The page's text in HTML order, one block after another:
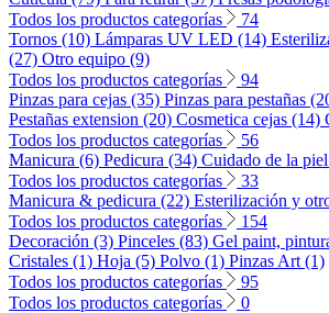
Todos los productos categorías
74
Tornos (10) Lámparas UV LED (14)
(27) Otro equipo (9)
Todos los productos categorías
94
Pinzas para cejas (35) Pinzas para pestañas
Pestañas extension (20) Cosmetica cejas (14)
Todos los productos categorías
56
Manicura (6) Pedicura (34) Cuidado de la
Todos los productos categorías
33
Manicura & pedicura (22) Esterilización y
Todos los productos categorías
154
Decoración (3) Pinceles (83) Gel paint,
Cristales (1) Hoja (5) Polvo (1) Pinzas Art (1)
Todos los productos categorías
95
Todos los productos categorías
0